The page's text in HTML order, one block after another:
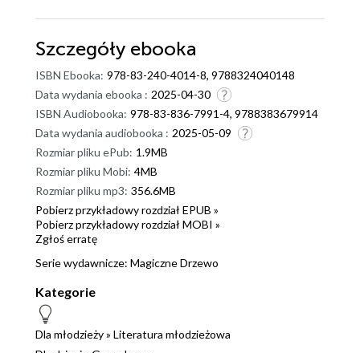
Szczegóły ebooka
ISBN Ebooka: 978-83-240-4014-8, 9788324040148
Data wydania ebooka : 2025-04-30
ISBN Audiobooka: 978-83-836-7991-4, 9788383679914
Data wydania audiobooka : 2025-05-09
Rozmiar pliku ePub: 1.9MB
Rozmiar pliku Mobi: 4MB
Rozmiar pliku mp3: 356.6MB
Pobierz przykładowy rozdział EPUB »
Pobierz przykładowy rozdział MOBI »
Zgłoś erratę
Serie wydawnicze: Magiczne Drzewo
Kategorie
Dla młodzieży» Literatura młodzieżowa